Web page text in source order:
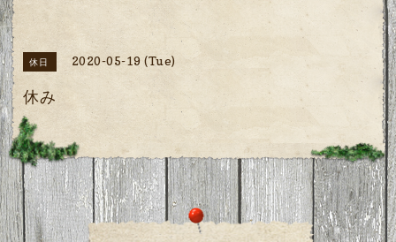
休日 2020-05-19 (Tue)
休み